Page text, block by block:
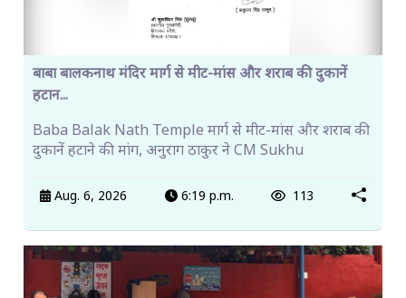
बाबा बालकनाथ मंदिर मार्ग से मीट-मांस और शराब की दुकानें
हटान...
Baba Balak Nath Temple मार्ग से मीट-मांस और शराब की
दुकानें हटाने की मांग, अनुराग ठाकुर ने CM Sukhu
Aug. 6, 2026 6:19 p.m. 113